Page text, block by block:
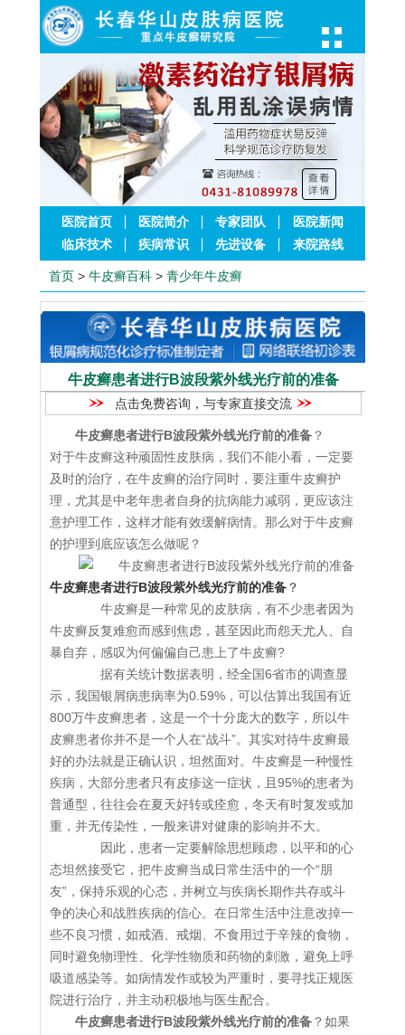
医院首页 医院简介 专家团队
医院新闻
临床技术
疾病常识 先进设备 来院路线
首页 > 牛皮癣百科 > 青少年牛皮癣
牛皮癣患者进行B波段紫外线光疗前的准备
点击免费咨询，与专家直接交流
牛皮癣患者进行B波段紫外线光疗前的准备 ？
对于牛皮癣这种顽固性皮肤病，我们不能小看，一定要
及时的治疗，在牛皮癣的治疗同时，要注重牛皮癣护
理，尤其是中老年患者自身的抗病能力减弱，更应该注
意护理工作，这样才能有效缓解病情。那么对于牛皮癣
的护理到底应该怎么做呢？
牛皮癣患者进行B波段紫外线光疗前的准备 ？
牛皮癣是一种常见的皮肤病，有不少患者因为
牛皮癣反复难愈而感到焦虑，甚至因此而怨天尤人、自
暴自弃，感叹为何偏偏自己患上了牛皮癣?
据有关统计数据表明，经全国6省市的调查显
示，我国银屑病患病率为0.59%，可以估算出我国有近
800万牛皮癣患者，这是一个十分庞大的数字，所以牛
皮癣患者你并不是一个人在“战斗”。其实对待牛皮癣最
好的办法就是正确认识，坦然面对。牛皮癣是一种慢性
疾病，大部分患者只有皮疹这一症状，且95%的患者为
普通型，往往会在夏天好转或痊愈，冬天有时复发或加
重，并无传染性，一般来讲对健康的影响并不大。
因此，患者一定要解除思想顾虑，以平和的心
态坦然接受它，把牛皮癣当成日常生活中的一个“朋
友”，保持乐观的心态，并树立与疾病长期作共存或斗
争的决心和战胜疾病的信心。在日常生活中注意改掉一
些不良习惯，如戒酒、戒烟、不食用过于辛辣的食物，
同时避免物理性、化学性物质和药物的刺激，避免上呼
吸道感染等。如病情发作或较为严重时，要寻找正规医
院进行治疗，并主动积极地与医生配合。
牛皮癣患者进行B波段紫外线光疗前的准备 ？如果